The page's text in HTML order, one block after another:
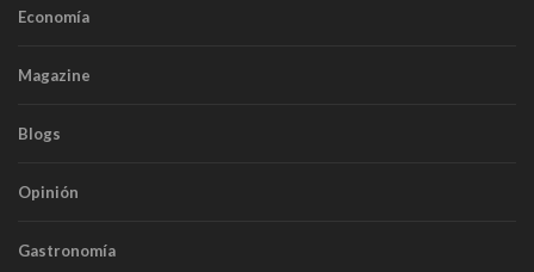
Economía
Magazine
Blogs
Opinión
Gastronomía